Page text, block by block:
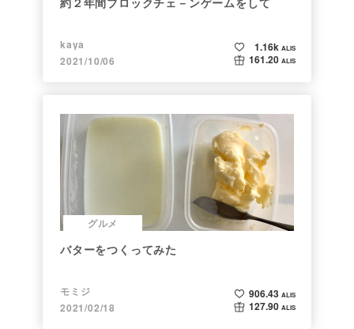
kaya
2021/10/06
1.16k ALIS
161.20 ALIS
グルメ
バターをつくってみた
モミジ
2021/02/18
906.43 ALIS
127.90 ALIS